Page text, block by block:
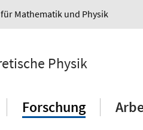
Mathematik und Physik
Physik
Forschung